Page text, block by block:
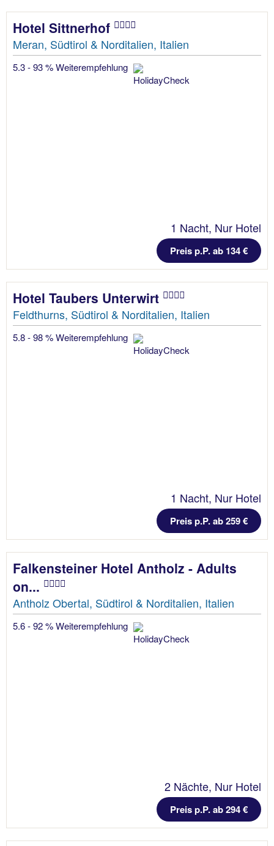
Hotel Sittnerhof
Meran, Südtirol & Norditalien, Italien
5.3 - 93 % Weiterempfehlung
1 Nacht, Nur Hotel
Preis p.P. ab 134 €
Hotel Taubers Unterwirt
Feldthurns, Südtirol & Norditalien, Italien
5.8 - 98 % Weiterempfehlung
1 Nacht, Nur Hotel
Preis p.P. ab 259 €
Falkensteiner Hotel Antholz - Adults
on...
Antholz Obertal, Südtirol & Norditalien, Italien
5.6 - 92 % Weiterempfehlung
2 Nächte, Nur Hotel
Preis p.P. ab 294 €